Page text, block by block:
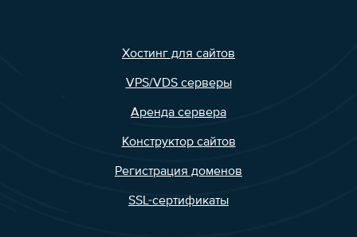
Хостинг для сайтов
VPS/VDS серверы
Аренда сервера
Конструктор сайтов
Регистрация доменов
SSL-сертификаты